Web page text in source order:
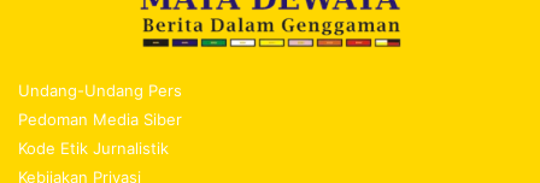
Undang-Undang Pers
Pedoman Media Siber
Kode Etik Jurnalistik
Kebijakan Privasi